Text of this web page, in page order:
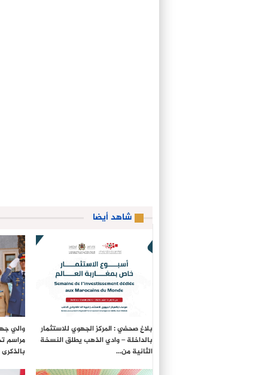
شاهد أيضا
بلاغ صحفي : المركز الجهوي للاستثمار
بالداخلة – وادي الذهب يطلق النسخة
الثانية من…
والي
مراسم
بالذكرى الـ27